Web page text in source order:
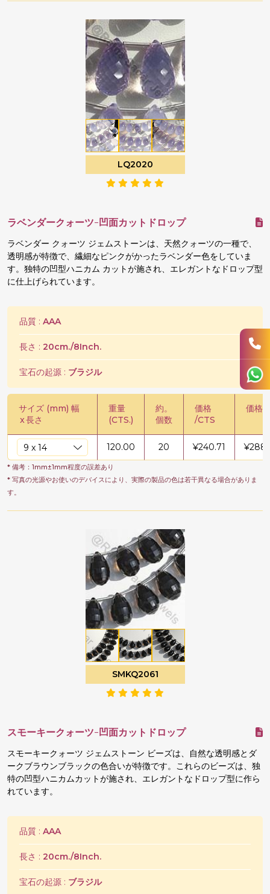
LQ2020
ラベンダークォーツ-凹面カットドロップ
ラベンダー クォーツ ジェムストーンは、天然クォーツの一種で、
透明感が特徴で、繊細なピンクがかったラベンダー色をしていま
す。独特の凹型ハニカム カットが施され、エレガントなドロップ型
に仕上げられています。
品質 : AAA
長さ : 20cm./8Inch.
宝石の起源 : ブラジル
サイズ (mm) 幅
x長さ
重量
(CTS.)
約。
個数
価格
/CTS
価格 /
120.00 20 ¥240.71 ¥
* 備考：1mm±1mm程度の誤差あり
* 写真の光源やお使いのデバイスにより、実際の製品の色は若干異なる場合がありま
す。
SMKQ2061
スモーキークォーツ-凹面カットドロップ
スモーキークォーツ ジェムストーン ビーズは、自然な透明感とダ
ークブラウンブラックの色合いが特徴です。これらのビーズは、独
特の凹型ハニカムカットが施され、エレガントなドロップ型に作ら
れています。
品質 : AAA
長さ : 20cm./8Inch.
宝石の起源 : ブラジル